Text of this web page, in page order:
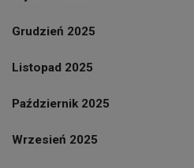
Grudzień 2025
Listopad 2025
Październik 2025
Wrzesień 2025